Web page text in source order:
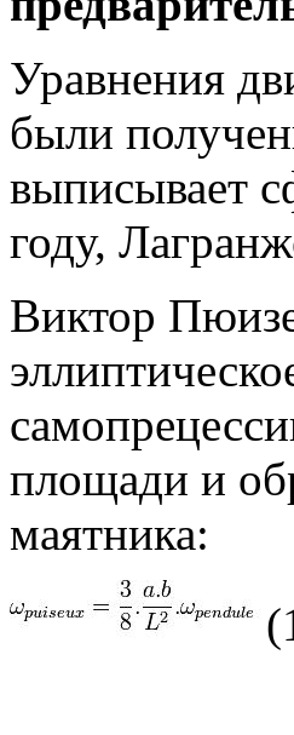
Уравнения
были
выписывает
году,
Виктор
площади и
маятника: